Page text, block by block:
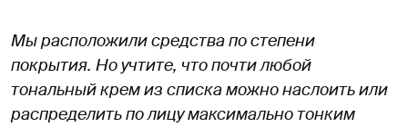
Мы расположили средства по степени
покрытия. Но учтите, что почти любой
тональный крем из списка можно наслоить или
распределить по лицу максимально тонким